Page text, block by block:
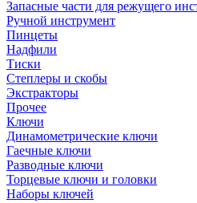
Запасные части для режущего
Ручной инструмент
Пинцеты
Надфили
Тиски
Степлеры и скобы
Экстракторы
Прочее
Ключи
Динамометрические ключи
Гаечные ключи
Разводные ключи
Торцевые ключи и головки
Наборы ключей